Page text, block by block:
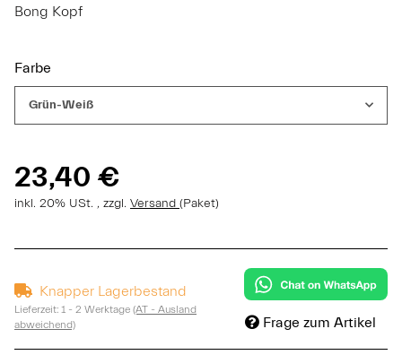
Bong Kopf
Farbe
Grün-Weiß
23,40 €
inkl. 20% USt. , zzgl. Versand (Paket)
Knapper Lagerbestand
Lieferzeit: 1 - 2 Werktage (AT - Ausland
abweichend)
Frage zum Artikel